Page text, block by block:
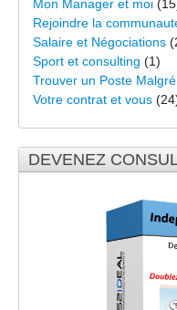
Mon Manager et moi
Rejoindre la
Salaire et Négociations
Sport et consulting (1)
Trouver un Poste
Votre contrat et vous
DEVENEZ